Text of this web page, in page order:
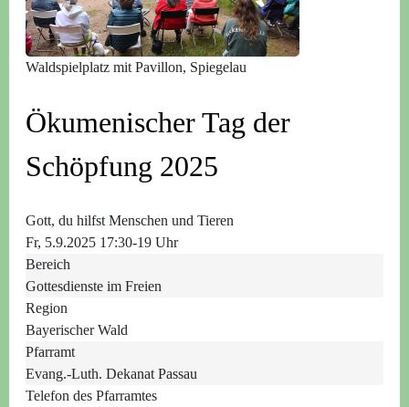
Waldspielplatz mit Pavillon, Spiegelau
Ökumenischer Tag der
Schöpfung 2025
Gott, du hilfst Menschen und Tieren
Fr, 5.9.2025 17:30-19 Uhr
Bereich
Gottesdienste im Freien
Region
Bayerischer Wald
Pfarramt
Evang.-Luth. Dekanat Passau
Telefon des Pfarramtes